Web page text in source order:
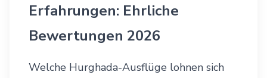
Erfahrungen: Ehrliche
Bewertungen 2026
Welche Hurghada-Ausflüge lohnen sich